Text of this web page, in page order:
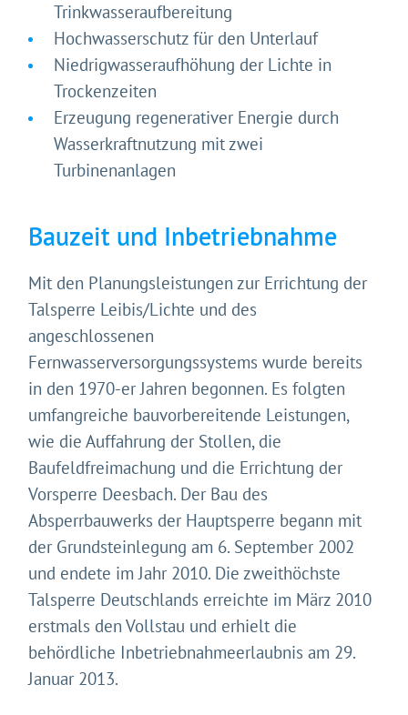
Trinkwasseraufbereitung
Hochwasserschutz für den Unterlauf
Niedrigwasseraufhöhung der Lichte in
Trockenzeiten
Erzeugung regenerativer Energie durch
Wasserkraftnutzung mit zwei
Turbinenanlagen
Bauzeit und Inbetriebnahme
Mit den Planungsleistungen zur Errichtung der
Talsperre Leibis/Lichte und des
angeschlossenen
Fernwasserversorgungssystems wurde bereits
in den 1970-er Jahren begonnen. Es folgten
umfangreiche bauvorbereitende Leistungen,
wie die Auffahrung der Stollen, die
Baufeldfreimachung und die Errichtung der
Vorsperre Deesbach. Der Bau des
Absperrbauwerks der Hauptsperre begann mit
der Grundsteinlegung am 6. September 2002
und endete im Jahr 2010. Die zweithöchste
Talsperre Deutschlands erreichte im März 2010
erstmals den Vollstau und erhielt die
behördliche Inbetriebnahmeerlaubnis am 29.
Januar 2013.
Gleich geht's los!
Mit Ihrer Zustimmung möchten wir moderne Web-
Technologien auf unserer Website nutzen. Einige sind
essenziell, Youtube und Matomo helfen uns diese
Website und Ihr Erlebnis zu verbessern.
Impressum&Datenschutz